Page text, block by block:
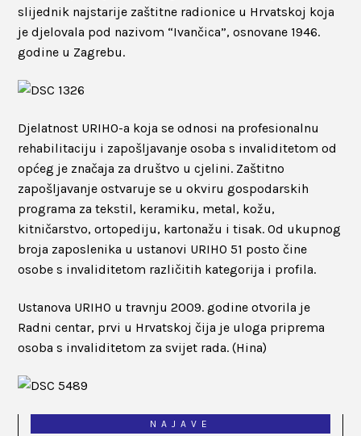
slijednik najstarije zaštitne radionice u Hrvatskoj koja
je djelovala pod nazivom “Ivančica”, osnovane 1946.
godine u Zagrebu.
Djelatnost URIHO-a koja se odnosi na profesionalnu
rehabilitaciju i zapošljavanje osoba s invaliditetom od
općeg je značaja za društvo u cjelini. Zaštitno
zapošljavanje ostvaruje se u okviru gospodarskih
programa za tekstil, keramiku, metal, kožu,
kitničarstvo, ortopediju, kartonažu i tisak. Od ukupnog
broja zaposlenika u ustanovi URIHO 51 posto čine
osobe s invaliditetom različitih kategorija i profila.
Ustanova URIHO u travnju 2009. godine otvorila je
Radni centar, prvi u Hrvatskoj čija je uloga priprema
osoba s invaliditetom za svijet rada. (Hina)
NAJAVE